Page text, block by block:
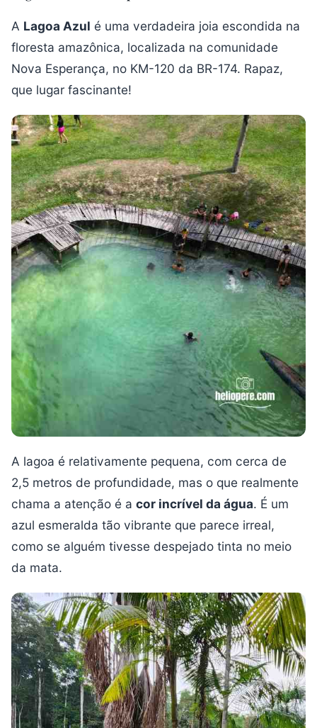
A Lagoa Azul é uma verdadeira joia escondida na
floresta amazônica, localizada na comunidade
Nova Esperança, no KM-120 da BR-174. Rapaz,
que lugar fascinante!
A lagoa é relativamente pequena, com cerca de
2,5 metros de profundidade, mas o que realmente
chama a atenção é a cor incrível da água. É um
azul esmeralda tão vibrante que parece irreal,
como se alguém tivesse despejado tinta no meio
da mata.